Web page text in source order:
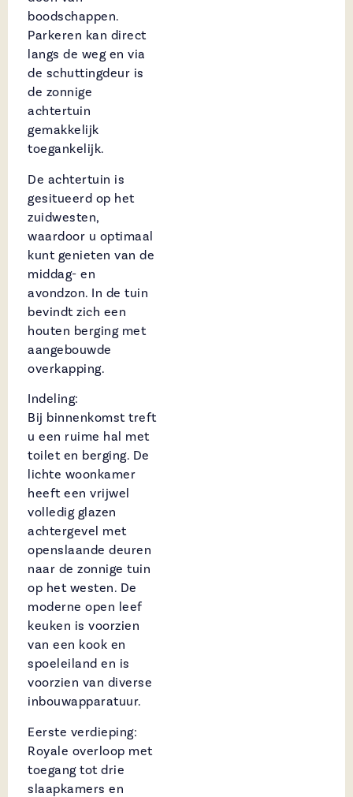
boodschappen.
Parkeren kan direct
langs de weg en via
de schuttingdeur is
de zonnige
achtertuin
gemakkelijk
toegankelijk.
De achtertuin is
gesitueerd op het
zuidwesten,
waardoor u optimaal
kunt genieten van de
middag- en
avondzon. In de tuin
bevindt zich een
houten berging met
aangebouwde
overkapping.
Indeling:
Bij binnenkomst treft
u een ruime hal met
toilet en berging. De
lichte woonkamer
heeft een vrijwel
volledig glazen
achtergevel met
openslaande deuren
naar de zonnige tuin
op het westen. De
moderne open leef
keuken is voorzien
van een kook en
spoeleiland en is
voorzien van diverse
inbouwapparatuur.
Eerste verdieping:
Royale overloop met
toegang tot drie
slaapkamers en